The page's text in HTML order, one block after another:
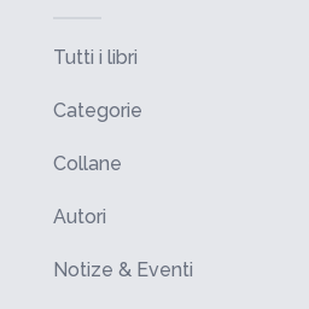
Tutti i libri
Categorie
Collane
Autori
Notize & Eventi